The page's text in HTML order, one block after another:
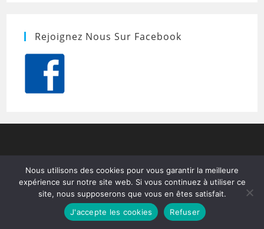
Rejoignez Nous Sur Facebook
Nous utilisons des cookies pour vous garantir la meilleure
expérience sur notre site web. Si vous continuez à utiliser ce
site, nous supposerons que vous en êtes satisfait.
J'accepte les cookies
Refuser